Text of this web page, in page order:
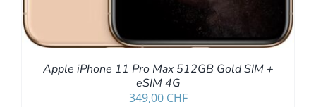
Apple iPhone 11 Pro Max 512GB Gold SIM +
eSIM 4G
349,00 CHF